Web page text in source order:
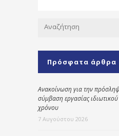
Πρόσφατα άρθρα
Ανακοίνωση για την
σύμβαση εργασίας
χρόνου
7 Αυγούστου 2026